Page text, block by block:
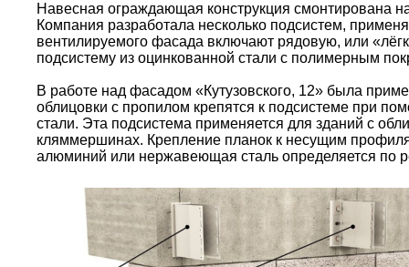
Навесная ограждающая конструкция смонтирована
Компания разработала несколько подсистем,
вентилируемого фасада включают рядовую, или
подсистему из оцинкованной стали с полимерным
В работе над фасадом «Кутузовского, 12» была
облицовки с пропилом крепятся к подсистеме при
стали. Эта подсистема применяется для зданий с
кляммершинах. Крепление планок к несущим
алюминий или нержавеющая сталь определяется по